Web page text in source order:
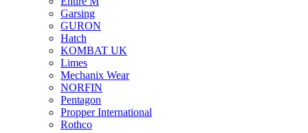
Garsing
GURON
Hatch
KOMBAT UK
Limes
Mechanix Wear
NORFIN
Pentagon
Propper International
Rothco